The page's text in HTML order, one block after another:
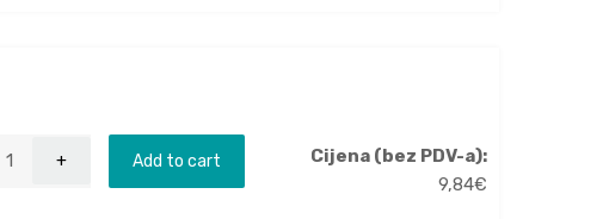
Add to cart
Cijena (bez PDV-a):
9,84€